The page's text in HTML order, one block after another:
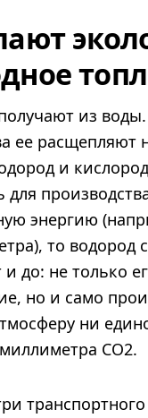
из
ее расщепляют
и
для
энергию
то водород
до: не только
но и само
ни
СО2.
транспортного